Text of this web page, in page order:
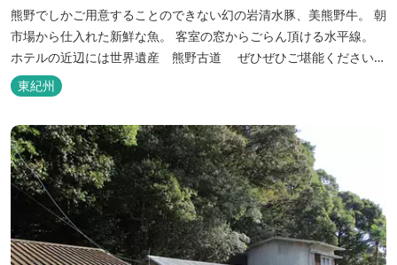
熊野でしかご用意することのできない幻の岩清水豚、美熊野牛。 朝
市場から仕入れた新鮮な魚。 客室の窓からごらん頂ける水平線。
ホテルの近辺には世界遺産 熊野古道 ぜひぜひご堪能くださいま
せ。
東紀州